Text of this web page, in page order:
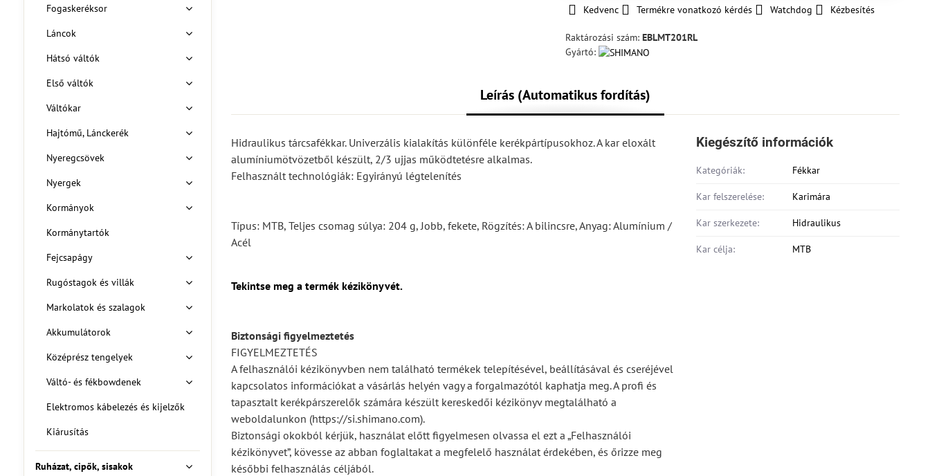
Kedvenc Termékre vonatkozó kérdés Watchdog Kézbesítés
Raktározási szám:EBLMT201RL
Gyártó:
Leírás (Automatikus fordítás)
Hidraulikus tárcsafékkar. Univerzális kialakítás különféle kerékpártípusokhoz. A kar eloxált
alumíniumötvözetből készült, 2/3 ujjas működtetésre alkalmas.
Felhasznált technológiák: Egyirányú légtelenítés
Típus: MTB, Teljes csomag súlya: 204 g, Jobb, fekete, Rögzítés: A bilincsre, Anyag: Alumínium /
Acél
Tekintse meg a termék kézikönyvét.
Biztonsági figyelmeztetés
FIGYELMEZTETÉS
A felhasználói kézikönyvben nem található termékek telepítésével, beállításával és cseréjével
kapcsolatos információkat a vásárlás helyén vagy a forgalmazótól kaphatja meg. A profi és
tapasztalt kerékpárszerelők számára készült kereskedői kézikönyv megtalálható a
weboldalunkon (https://si.shimano.com).
Biztonsági okokból kérjük, használat előtt figyelmesen olvassa el ezt a „Felhasználói
kézikönyvet”, kövesse az abban foglaltakat a megfelelő használat érdekében, és őrizze meg
későbbi felhasználás céljából.
Kiegészítő információk
Kategóriák: Fékkar
Kar felszerelése: Karimára
Kar szerkezete: Hidraulikus
Kar célja: MTB
Fogaskeréksor
Láncok
Hátsó váltók
Első váltók
Váltókar
Hajtómű, Lánckerék
Nyeregcsövek
Nyergek
Kormányok
Kormánytartók
Fejcsapágy
Rugóstagok és villák
Markolatok és szalagok
Akkumulátorok
Középrész tengelyek
Váltó- és fékbowdenek
Elektromos kábelezés és kijelzők
Kiárusítás
Ruházat, cipők, sisakok